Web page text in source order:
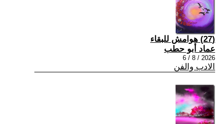
(27) هوامش للبقاء
عماد أبو حطب
2026 / 8 / 6
الادب والفن